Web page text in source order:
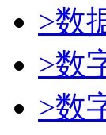
>数
>数
>数